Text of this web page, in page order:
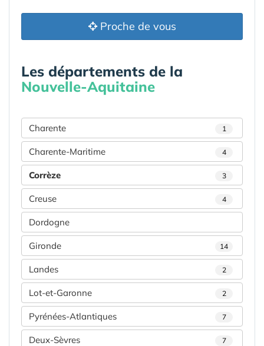
Proche de vous
Les départements de la
Nouvelle-Aquitaine
Charente 1
Charente-Maritime 4
Corrèze 3
Creuse 4
Dordogne
Gironde 14
Landes 2
Lot-et-Garonne 2
Pyrénées-Atlantiques 7
Deux-Sèvres 7